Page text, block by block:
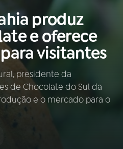
VIVO
produz
e oferece
visitantes
presidente da
de Chocolate do Sul da
e o mercado para o